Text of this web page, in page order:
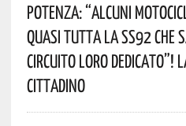
Potenza: “alcuni
Quasi Tutta La SS92 Che
Circuito Loro Dedicato”!
Cittadino